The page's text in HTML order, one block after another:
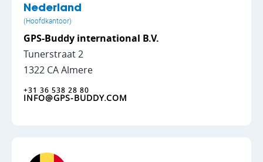
Nederland
(Hoofdkantoor)
GPS-Buddy international B.V.
Tunerstraat 2
1322 CA Almere
+31 36 538 28 80
INFO@GPS-BUDDY.COM